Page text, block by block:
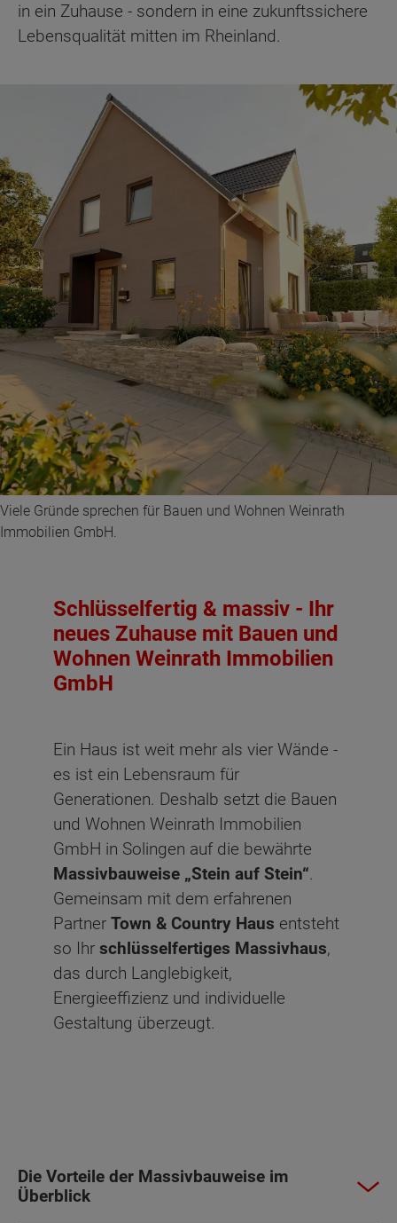
in ein Zuhause - sondern in eine zukunftssichere
Lebensqualität mitten im Rheinland.
Viele Gründe sprechen für Bauen und Wohnen Weinrath
Immobilien GmbH.
Schlüsselfertig & massiv - Ihr
neues Zuhause mit Bauen und
Wohnen Weinrath Immobilien
GmbH
Ein Haus ist weit mehr als vier Wände -
es ist ein Lebensraum für
Generationen. Deshalb setzt die Bauen
und Wohnen Weinrath Immobilien
GmbH in Solingen auf die bewährte
Massivbauweise „Stein auf Stein“.
Gemeinsam mit dem erfahrenen
Partner Town & Country Haus entsteht
so Ihr schlüsselfertiges Massivhaus,
das durch Langlebigkeit,
Energieeffizienz und individuelle
Gestaltung überzeugt.
Die Vorteile der Massivbauweise im
Überblick